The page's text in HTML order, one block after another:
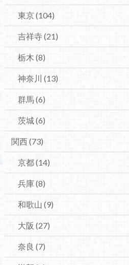
東京(104)
吉祥寺(21)
栃木 (8)
神奈川 (13)
群馬(6)
茨城(6)
関西(73)
京都(14)
兵庫(8)
和歌山 (9)
大阪 (27)
奈良 (7)